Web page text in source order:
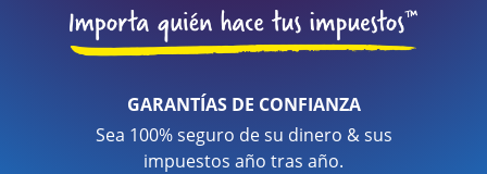
GARANTÍAS DE CONFIANZA
Sea 100% seguro de su dinero & sus
impuestos año tras año.